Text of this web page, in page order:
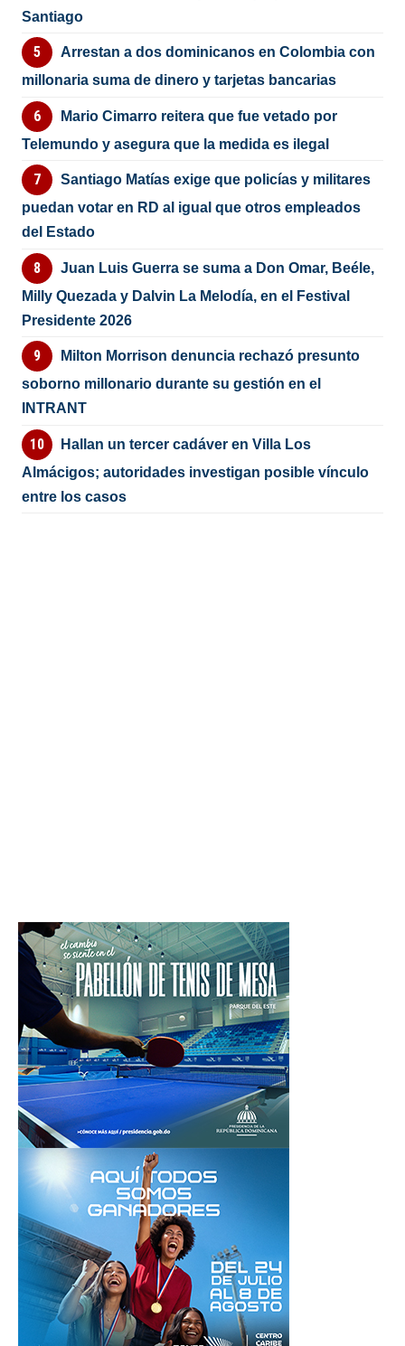
Santiago
Arrestan a dos dominicanos en Colombia con
millonaria suma de dinero y tarjetas bancarias
Mario Cimarro reitera que fue vetado por
Telemundo y asegura que la medida es ilegal
Santiago Matías exige que policías y militares
puedan votar en RD al igual que otros empleados
del Estado
Juan Luis Guerra se suma a Don Omar, Beéle,
Milly Quezada y Dalvin La Melodía, en el Festival
Presidente 2026
Milton Morrison denuncia rechazó presunto
soborno millonario durante su gestión en el
INTRANT
Hallan un tercer cadáver en Villa Los
Almácigos; autoridades investigan posible vínculo
entre los casos